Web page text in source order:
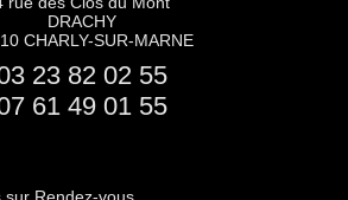
DRACHY
CHARLY-SUR-MARNE
23 82 02 55
61 49 01 55
Rendez-vous.